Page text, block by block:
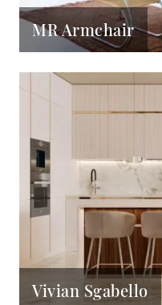
MR Armchair
Vivian Sgabello